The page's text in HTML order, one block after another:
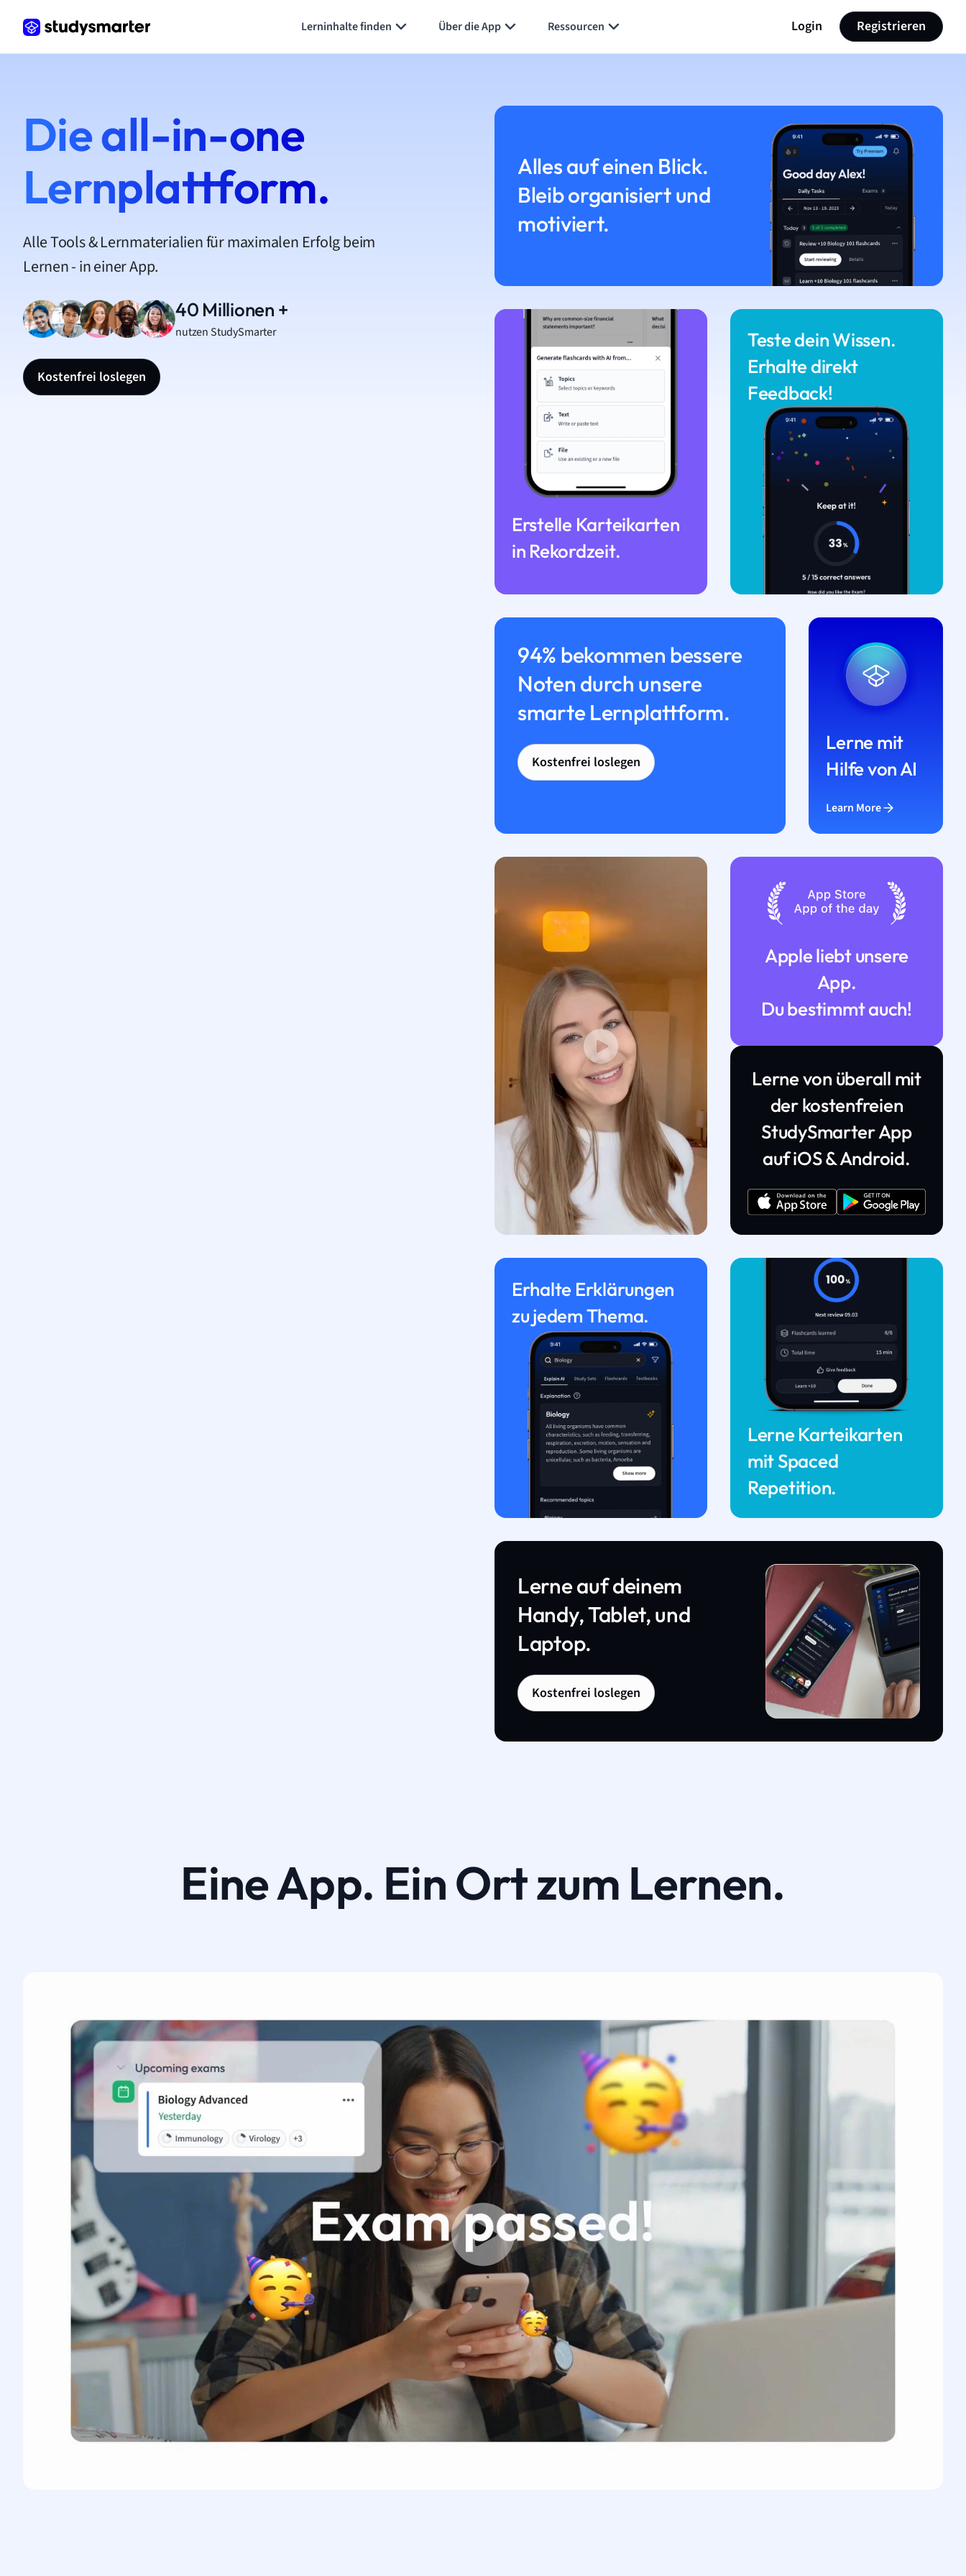
Lerninhalte finden Über die App Ressourcen Login Registrieren
Die all-in-one
Lernplattform.
Alle Tools & Lernmaterialien für maximalen Erfolg beim
Lernen - in einer App.
40 Millionen +
nutzen StudySmarter
Kostenfrei loslegen
Alles auf einen Blick.
Bleib organisiert und
motiviert.
Erstelle Karteikarten
in Rekordzeit.
Teste dein Wissen.
Erhalte direkt
Feedback!
94% bekommen bessere
Noten durch unsere
smarte Lernplattform.
Kostenfrei loslegen
Lerne mit
Hilfe von AI
Learn More
Apple liebt unsere
App.
Du bestimmt auch!
Lerne von überall mit
der kostenfreien
StudySmarter App
auf iOS & Android.
Erhalte Erklärungen
zu jedem Thema.
Lerne Karteikarten
mit Spaced
Repetition.
Lerne auf deinem
Handy, Tablet, und
Laptop.
Kostenfrei loslegen
Eine App. Ein Ort zum Lernen.